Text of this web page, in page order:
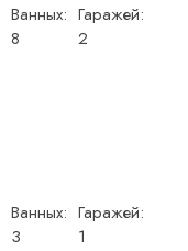
Ванных:
8
Гаражей:
2
Ванных:
3
Гаражей:
1